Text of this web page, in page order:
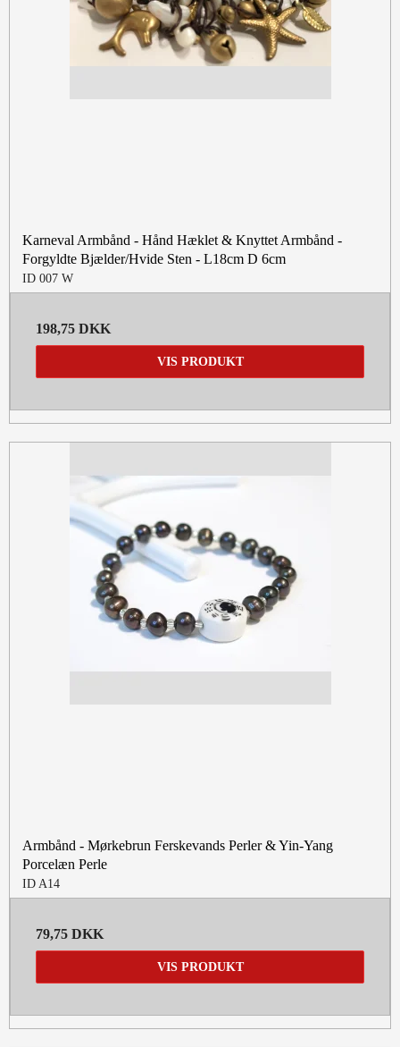
Karneval Armbånd - Hånd Hæklet & Knyttet Armbånd -
Forgyldte Bjælder/Hvide Sten - L18cm D 6cm
ID 007 W
198,75 DKK
VIS PRODUKT
Armbånd - Mørkebrun Ferskevands Perler & Yin-Yang
Porcelæn Perle
ID A14
79,75 DKK
VIS PRODUKT